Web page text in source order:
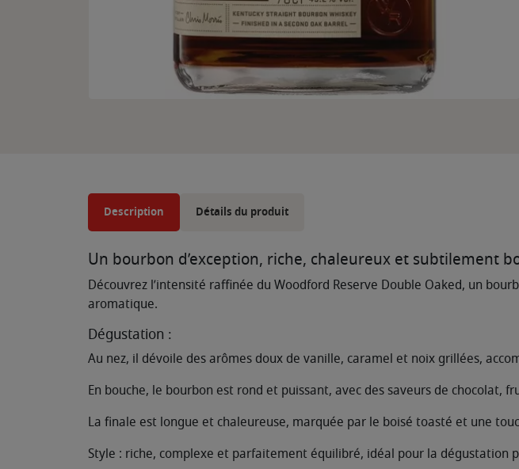
Description Détails du produit
Un bourbon d’exception, riche, chaleureux et subtilement
Découvrez l’intensité raffinée du Woodford Reserve Double Oaked, un
aromatique.
Dégustation :
Au nez, il dévoile des arômes doux de vanille, caramel et noix grillées,
En bouche, le bourbon est rond et puissant, avec des saveurs de chocolat,
La finale est longue et chaleureuse, marquée par le boisé toasté et une
Style : riche, complexe et parfaitement équilibré, idéal pour la dégustation